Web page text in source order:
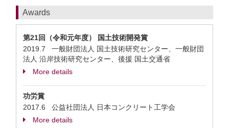
Awards
第21回（令和元年度） 国土技術開発賞
2019.7 一般財団法人 国土技術研究センター、一般財団
法人 沿岸技術研究センター、後援 国土交通省
More details
功労賞
2017.6 公益社団法人 日本コンクリート工学会
More details